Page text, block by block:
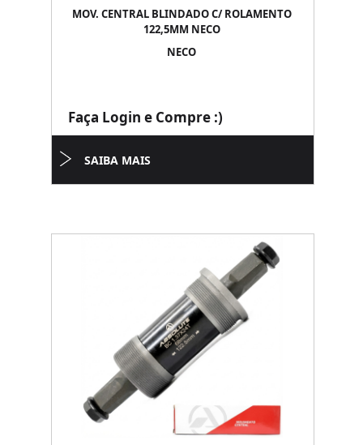
MOV. CENTRAL BLINDADO C/ ROLAMENTO
122,5MM NECO
NECO
Faça Login e Compre :)
SAIBA MAIS